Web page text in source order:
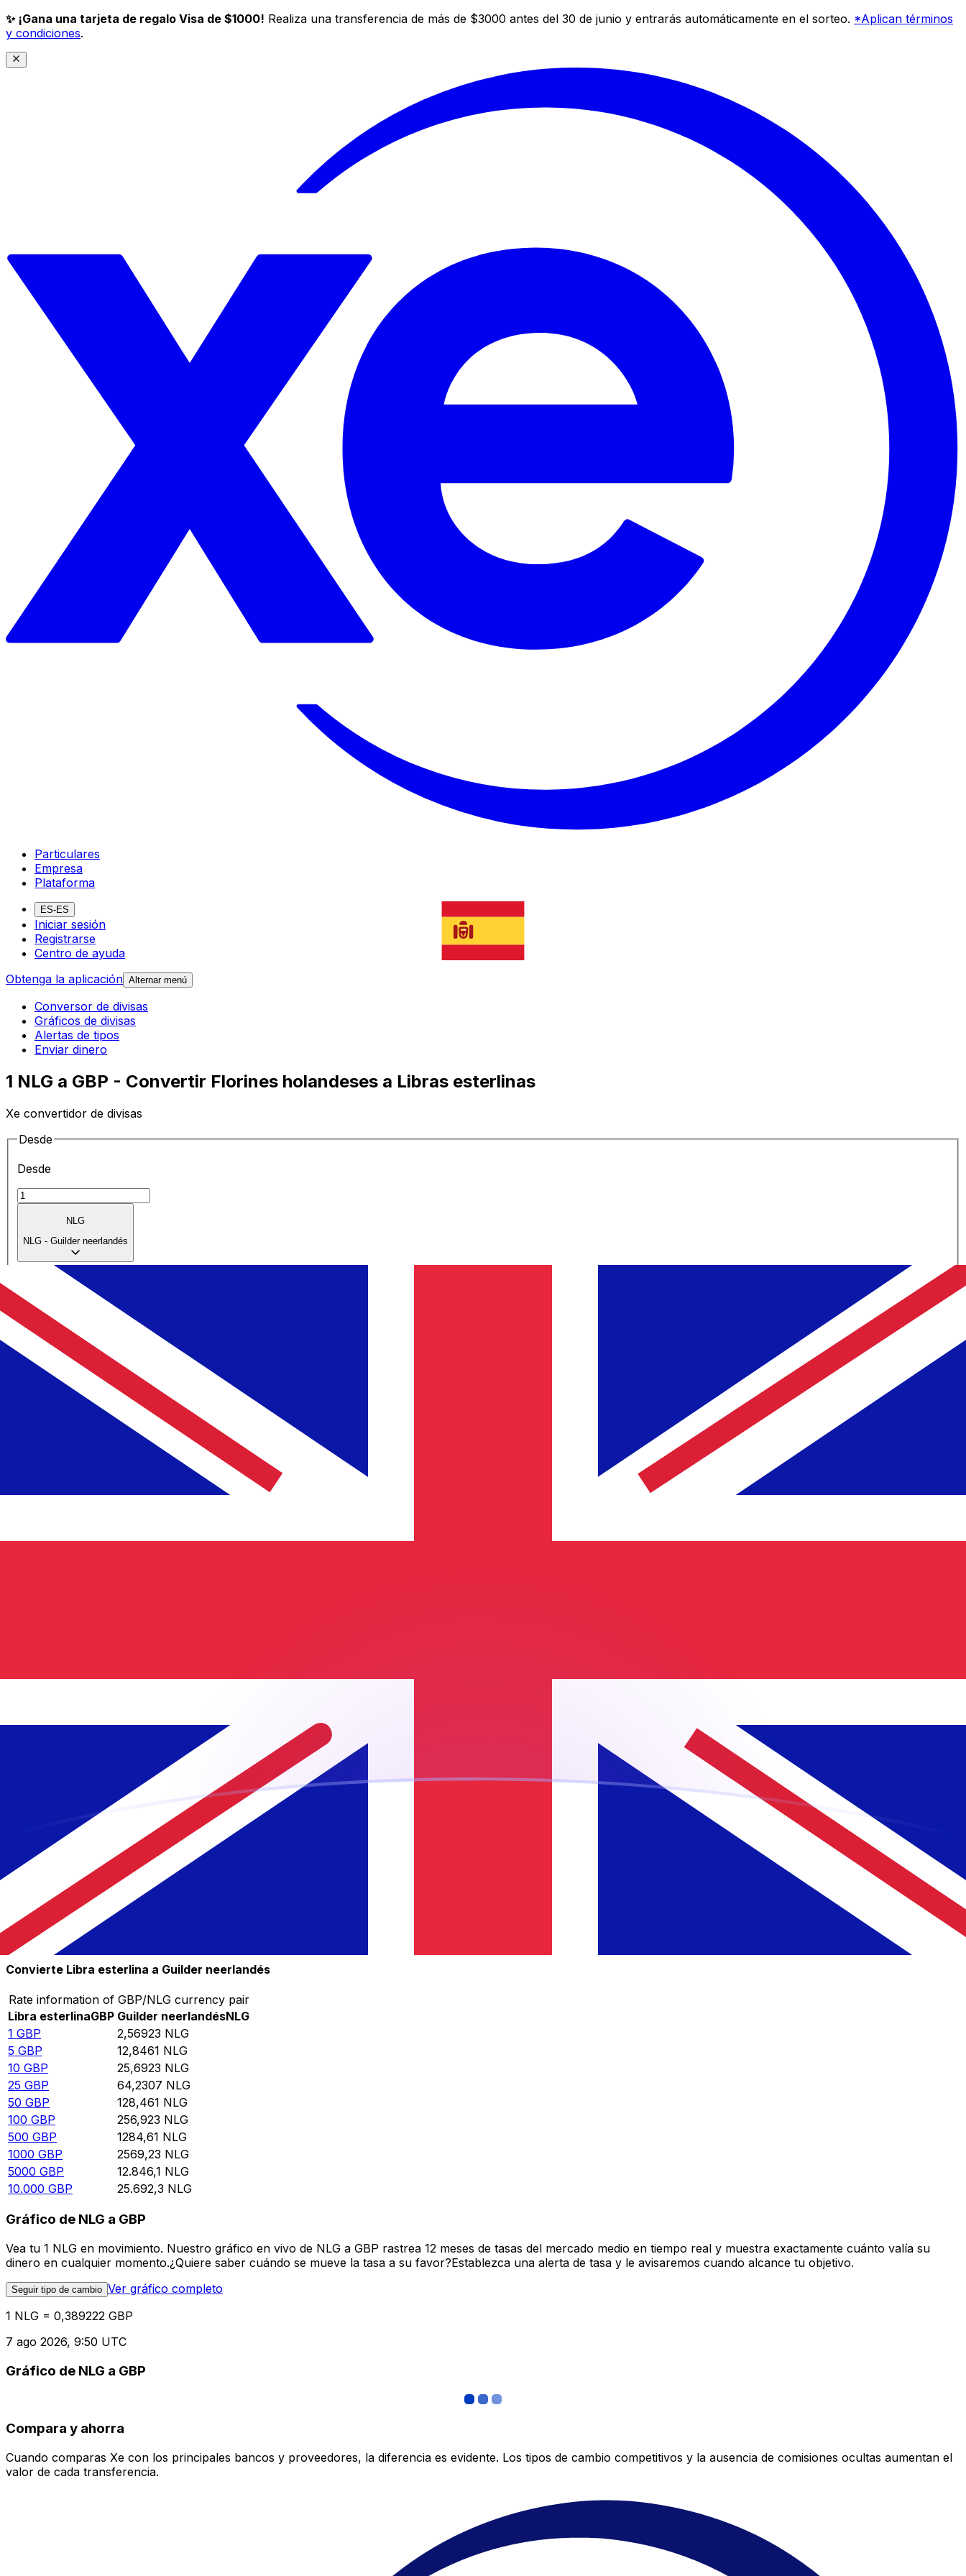
✨ ¡Gana una tarjeta de regalo Visa de $1000! Realiza una transferencia de más de $3000 antes del 30 de junio y entrarás automáticamente en el sorteo. *Aplican términos
y condiciones.
Particulares
Empresa
Plataforma
ES-ES
Iniciar sesión
Registrarse
Centro de ayuda
Obtenga la aplicación Alternar menú
Conversor de divisas
Gráficos de divisas
Alertas de tipos
Enviar dinero
1 NLG a GBP - Convertir Florines holandeses a Libras esterlinas
Xe convertidor de divisas
Desde
Desde
NLG
NLG - Guilder neerlandés
A
A
GBP Libra esterlina
389222
Tasa del mercado medio a las 9:50 UTC
Habla con un experto en divisas hoy.Podemos superar las tasas de los competidores.
tipos de cambio de NLG a GBP hoy
Rate information of NLG/GBP currency pair
Libra esterlina
GBP
0,389222
GBP
GBP
3,89222
GBP
9,73055 GBP
NLG 19,4611
GBP
100
38,9222
194,611
NLG
5000
NLG
10.000
Convierte Libra esterlina a Guilder neerlandés
Rate information of GBP/NLG currency pair
Libra esterlinaGBP Guilder neerlandésNLG
1 GBP 2,56923 NLG
5 GBP 12,8461 NLG
10 GBP 25,6923 NLG
25 GBP 64,2307 NLG
50 GBP 128,461 NLG
100 GBP 256,923 NLG
500 GBP 1284,61 NLG
1000 GBP 2569,23 NLG
5000 GBP 12.846,1 NLG
10.000 GBP 25.692,3 NLG
Gráfico de NLG a GBP
Vea tu 1 NLG en movimiento. Nuestro gráfico en vivo de NLG a GBP rastrea 12 meses de tasas del mercado medio en tiempo real y muestra exactamente cuánto valía su
dinero en cualquier momento.¿Quiere saber cuándo se mueve la tasa a su favor?Establezca una alerta de tasa y le avisaremos cuando alcance tu objetivo.
Seguir tipo de cambio Ver gráfico completo
1 NLG = 0,389222 GBP
7 ago 2026, 9:50 UTC
Gráfico de NLG a GBP
Compara y ahorra
Cuando comparas Xe con los principales bancos y proveedores, la diferencia es evidente. Los tipos de cambio competitivos y la ausencia de comisiones ocultas aumentan el
valor de cada transferencia.